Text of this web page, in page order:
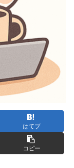
はてブ
コピー